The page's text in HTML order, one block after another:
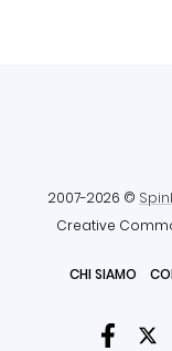
2007-2026 ©
Creative
CHI SIAMO